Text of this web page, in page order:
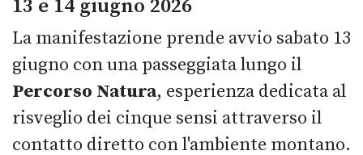
13 e 14 giugno 2026
La manifestazione prende avvio sabato 13
giugno con una passeggiata lungo il
Percorso Natura, esperienza dedicata al
risveglio dei cinque sensi attraverso il
contatto diretto con l'ambiente montano.